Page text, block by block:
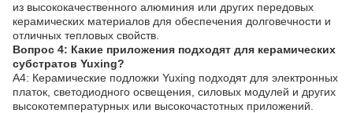
из высококачественного алюминия или других передовых
керамических материалов для обеспечения долговечности и
отличных тепловых свойств.
Вопрос 4: Какие приложения подходят для керамических
субстратов Yuxing?
A4: Керамические подложки Yuxing подходят для электронных
платок, светодиодного освещения, силовых модулей и других
высокотемпературных или высокочастотных приложений.